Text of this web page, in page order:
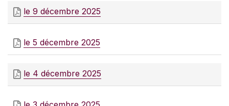
le 9 décembre 2025
le 5 décembre 2025
le 4 décembre 2025